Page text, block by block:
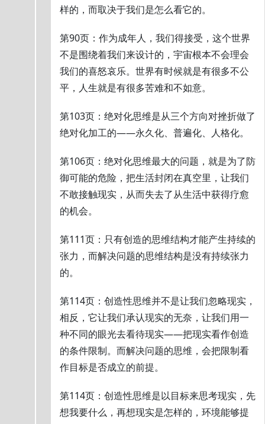
样的，而取决于我们是怎么看它的。
第90页：作为成年人，我们得接受，这个世界
不是围绕着我们来设计的，宇宙根本不会理会
我们的喜怒哀乐。世界有时候就是有很多不公
平，人生就是有很多苦难和不如意。
第103页：绝对化思维是从三个方向对挫折做了
绝对化加工的——永久化、普遍化、人格化。
第106页：绝对化思维最大的问题，就是为了防
御可能的危险，把生活封闭在真空里，让我们
不敢接触现实，从而失去了从生活中获得疗愈
的机会。
第111页：只有创造的思维结构才能产生持续的
张力，而解决问题的思维结构是没有持续张力
的。
第114页：创造性思维并不是让我们忽略现实，
相反，它让我们承认现实的无奈，让我们用一
种不同的眼光去看待现实——把现实看作创造
的条件限制。而解决问题的思维，会把限制看
作目标是否成立的前提。
第114页：创造性思维是以目标来思考现实，先
想我要什么，再想现实是怎样的，环境能够提